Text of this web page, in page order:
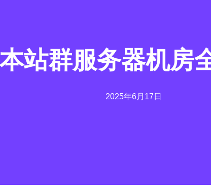
本站群服务器机房
2025年6月17日